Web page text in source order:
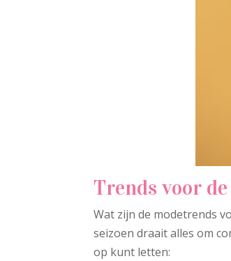
Trends voor
Wat zijn de modetrends
seizoen draait alles om
op kunt letten: